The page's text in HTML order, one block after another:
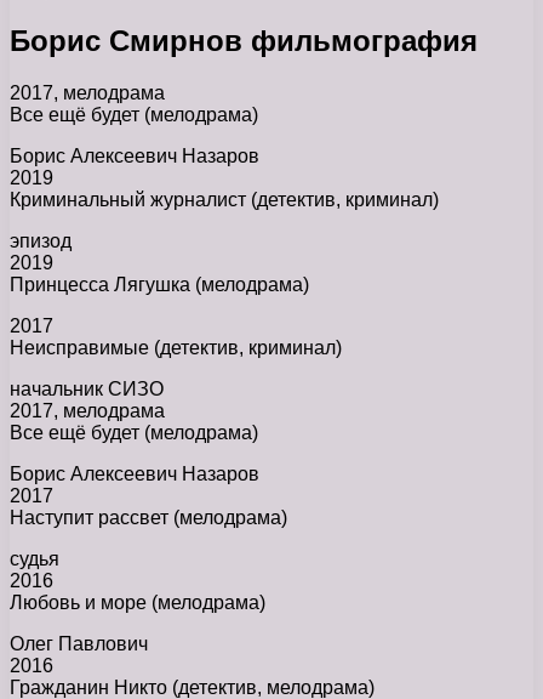
Борис Смирнов фильмография
2017, мелодрама
Все ещё будет (мелодрама)
Борис Алексеевич Назаров
2019
Криминальный журналист (детектив, криминал)
эпизод
2019
Принцесса Лягушка (мелодрама)
2017
Неисправимые (детектив, криминал)
начальник СИЗО
2017, мелодрама
Все ещё будет (мелодрама)
Борис Алексеевич Назаров
2017
Наступит рассвет (мелодрама)
судья
2016
Любовь и море (мелодрама)
Олег Павлович
2016
Гражданин Никто (детектив, мелодрама)